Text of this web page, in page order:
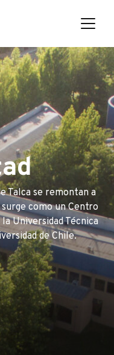
Talca se remontan a
como un Centro
Universidad Técnica
de Chile.